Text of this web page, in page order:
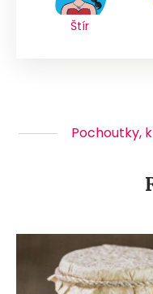
Štír
Pochoutky,